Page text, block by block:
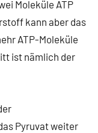
Moleküle ATP
kann aber das
ATP-Moleküle
ist nämlich der
Pyruvat weiter